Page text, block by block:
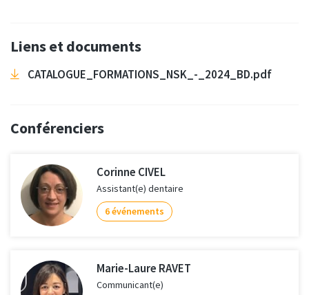
Liens et documents
CATALOGUE_FORMATIONS_NSK_-_2024_BD.pdf
Conférenciers
Corinne CIVEL
Assistant(e) dentaire
6 événements
Marie-Laure RAVET
Communicant(e)